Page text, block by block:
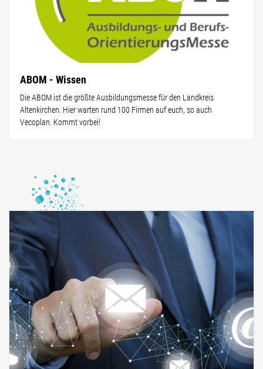
ABOM - Wissen
Die ABOM ist die größte Ausbildungsmesse für den Landkreis
Altenkirchen. Hier warten rund 100 Firmen auf euch, so auch
Vecoplan. Kommt vorbei!